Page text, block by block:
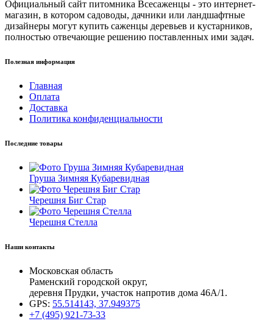
Официальный сайт питомника Всесаженцы - это интернет-
магазин, в котором садоводы, дачники или ландшафтные
дизайнеры могут купить саженцы деревьев и кустарников,
полностью отвечающие решению поставленных ими задач.
Полезная информация
Главная
Оплата
Доставка
Политика конфиденциальности
Последние товары
Груша Зимняя Кубаревидная
Черешня Биг Стар
Черешня Стелла
Наши контакты
Московская область
Раменский городской округ,
деревня Прудки, участок напротив дома 46А/1.
GPS: 55.514143, 37.949375
+7 (495) 921-73-33